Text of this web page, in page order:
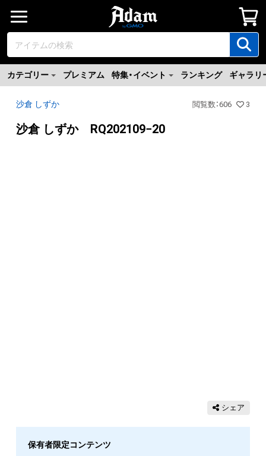
カテゴリー プレミアム 特集・イベント ランキング ギャラリ
沙倉 しずか 閲覧数 ：606 3
沙倉 しずか RQ202109−20
シェア
保有者限定コンテンツ